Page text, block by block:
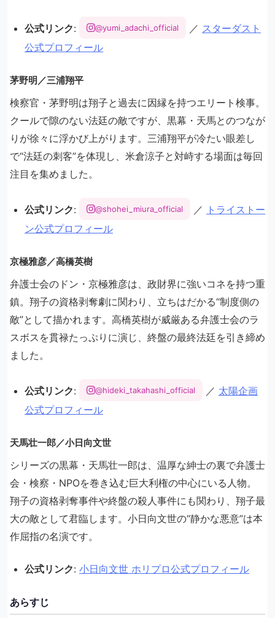
公式リンク: @yumi_adachi_official ／ スターダスト
公式プロフィール
茅野明／三浦翔平
検察官・茅野明は翔子と過去に因縁を持つエリート検事。
クールで隙のない法廷の敵ですが、黒幕・天馬とのつなが
りが徐々に浮かび上がります。三浦翔平が冷たい眼差し
で“法廷の刺客”を体現し、米倉涼子と対峙する場面は毎回
注目を集めました。
公式リンク: @shohei_miura_official ／
トライストー
ン公式プロフィール
京極雅彦／高橋英樹
弁護士会のドン・京極雅彦は、政財界に強いコネを持つ重
鎮。翔子の資格剥奪劇に関わり、立ちはだかる“制度側の
敵”として描かれます。高橋英樹が威厳ある弁護士会のラ
スボスを貫禄たっぷりに演じ、終盤の最終法廷を引き締め
ました。
公式リンク: @hideki_takahashi_official ／ 太陽企画
公式プロフィール
天馬壮一郎／小日向文世
シリーズの黒幕・天馬壮一郎は、温厚な紳士の裏で弁護士
会・検察・NPOを巻き込む巨大利権の中心にいる人物。
翔子の資格剥奪事件や終盤の殺人事件にも関わり、翔子最
大の敵として君臨します。小日向文世の“静かな悪意”は本
作屈指の名演です。
公式リンク: 小日向文世 ホリプロ公式プロフィール
あらすじ